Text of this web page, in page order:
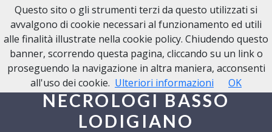
NECROLOGI BASSO
LODIGIANO
Questo sito o gli strumenti terzi da questo utilizzati si
avvalgono di cookie necessari al funzionamento ed utili
alle finalità illustrate nella cookie policy. Chiudendo questo
banner, scorrendo questa pagina, cliccando su un link o
proseguendo la navigazione in altra maniera, acconsenti
all'uso dei cookie. Ulteriori informazioni OK